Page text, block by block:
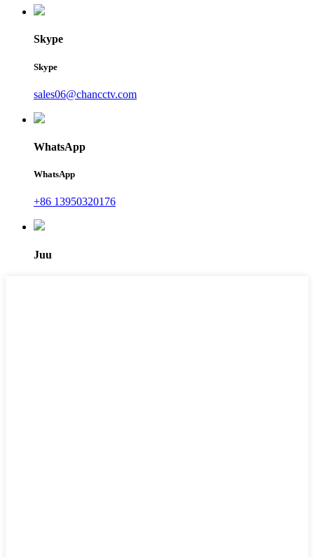
Skype
Skype
sales06@chancctv.com
WhatsApp
WhatsApp
+86 13950320176
Juu